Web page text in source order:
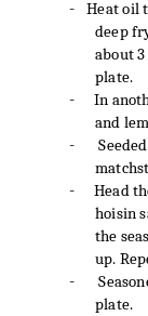
-
Heat oil
deep
about
plate.
-
In
and
-
-
Head
hoisin
the
up.
-
plate.